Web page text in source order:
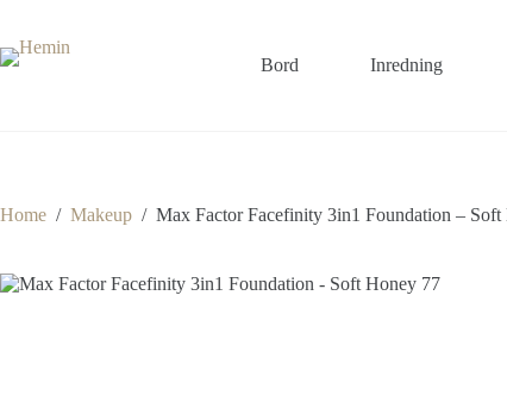
Bord Inredning
Home / Makeup / Max Factor Facefinity 3in1 Foundation – Soft